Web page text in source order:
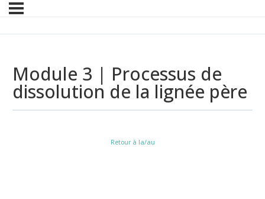
Module 3 | Processus de
dissolution de la lignée père
Retour à la/au